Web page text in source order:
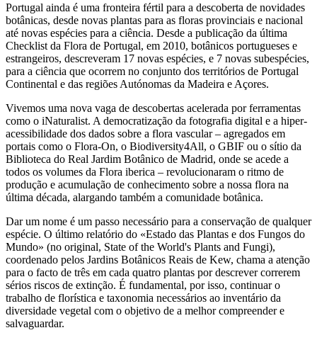
Portugal ainda é uma fronteira fértil para a descoberta de novidades
botânicas, desde novas plantas para as floras provinciais e nacional
até novas espécies para a ciência. Desde a publicação da última
Checklist da Flora de Portugal, em 2010, botânicos portugueses e
estrangeiros, descreveram 17 novas espécies, e 7 novas subespécies,
para a ciência que ocorrem no conjunto dos territórios de Portugal
Continental e das regiões Autónomas da Madeira e Açores.
Vivemos uma nova vaga de descobertas acelerada por ferramentas
como o iNaturalist. A democratização da fotografia digital e a hiper-
acessibilidade dos dados sobre a flora vascular – agregados em
portais como o Flora-On, o Biodiversity4All, o GBIF ou o sítio da
Biblioteca do Real Jardim Botânico de Madrid, onde se acede a
todos os volumes da Flora iberica – revolucionaram o ritmo de
produção e acumulação de conhecimento sobre a nossa flora na
última década, alargando também a comunidade botânica.
Dar um nome é um passo necessário para a conservação de qualquer
espécie. O último relatório do «Estado das Plantas e dos Fungos do
Mundo» (no original, State of the World's Plants and Fungi),
coordenado pelos Jardins Botânicos Reais de Kew, chama a atenção
para o facto de três em cada quatro plantas por descrever correrem
sérios riscos de extinção. É fundamental, por isso, continuar o
trabalho de florística e taxonomia necessários ao inventário da
diversidade vegetal com o objetivo de a melhor compreender e
salvaguardar.